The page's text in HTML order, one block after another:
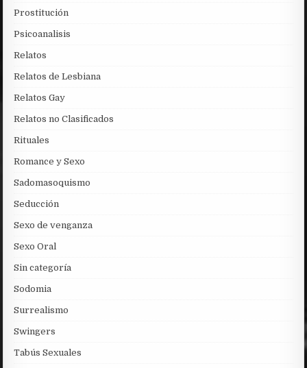
Prostitución
Psicoanalisis
Relatos
Relatos de Lesbiana
Relatos Gay
Relatos no Clasificados
Rituales
Romance y Sexo
Sadomasoquismo
Seducción
Sexo de venganza
Sexo Oral
Sin categoría
Sodomia
Surrealismo
Swingers
Tabús Sexuales